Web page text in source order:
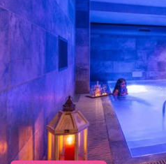
25 Aprile sul Lago
Lovere - Lago d'Iseo - Lombardia
SE DESIDERI RILASSARTI
PER DUE ORE, PER TUTTO IL
PACCHETTO SPA È QUELLO CH...